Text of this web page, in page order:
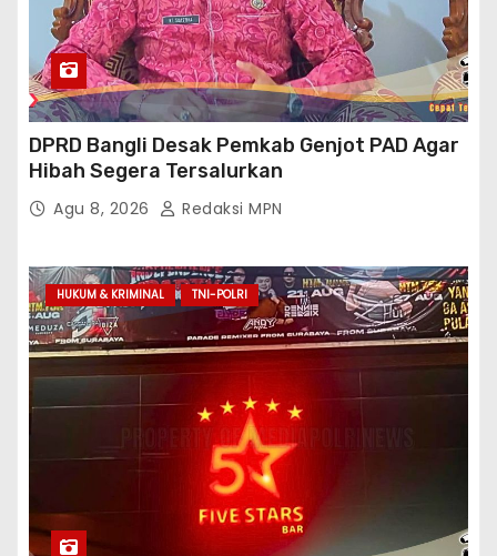
DPRD Bangli Desak Pemkab Genjot PAD Agar
Hibah Segera Tersalurkan
Agu 8, 2026 Redaksi MPN
HUKUM & KRIMINAL TNI-POLRI